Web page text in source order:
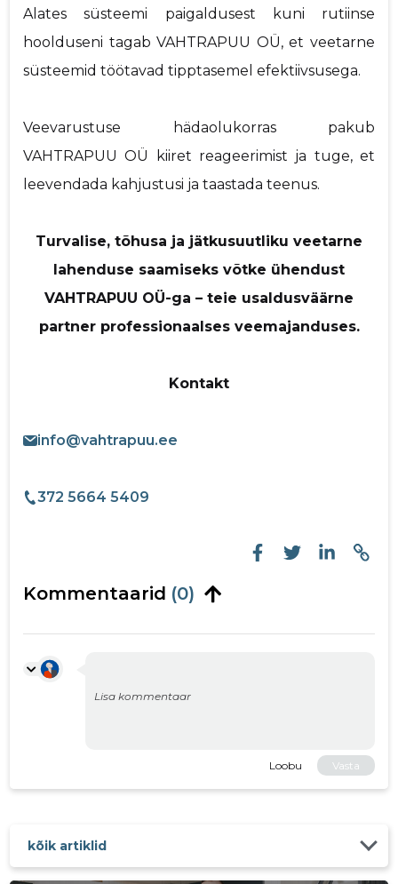
Alates süsteemi paigaldusest kuni rutiinse
hoolduseni tagab VAHTRAPUU OÜ, et veetarne
süsteemid töötavad tipptasemel efektiivsusega.
Veevarustuse hädaolukorras pakub
VAHTRAPUU OÜ kiiret reageerimist ja tuge, et
leevendada kahjustusi ja taastada teenus.
Turvalise, tõhusa ja jätkusuutliku veetarne
lahenduse saamiseks võtke ühendust
VAHTRAPUU OÜ-ga – teie usaldusväärne
partner professionaalses veemajanduses.
Kontakt
info@vahtrapuu.ee
372 5664 5409
Kommentaarid (0)
Loobu Vasta
kõik artiklid